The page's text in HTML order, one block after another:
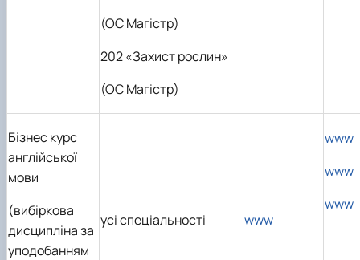
(OC Магістр)
202 «Захист рослин»
(OC Магістр)
Бізнес курс
англійської
мови
(вибіркова
дисципліна за
уподобанням
усі спеціальності www
www
www
www